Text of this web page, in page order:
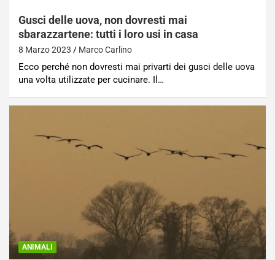
Gusci delle uova, non dovresti mai
sbarazzartene: tutti i loro usi in casa
8 Marzo 2023 Marco Carlino
Ecco perché non dovresti mai privarti dei gusci delle uova
una volta utilizzate per cucinare. Il…
ANIMALI